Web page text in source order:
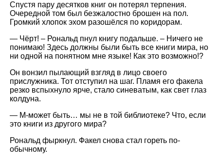
Спустя пару десятков книг он потерял терпения.
Очередной том был безжалостно брошен на пол.
Громкий хлопок эхом разошёлся по коридорам.
— Чёрт! – Рональд пнул книгу подальше. – Ничего не
понимаю! Здесь должны были быть все книги мира, но
ни одной на понятном мне языке! Как это возможно!?
Он вонзил пылающий взгляд в лицо своего
прислужника. Тот отступил на шаг. Пламя его факела
резко вспыхнуло ярче, стало синеватым, как свет глаз
колдуна.
— М-может быть… мы не в той библиотеке? Что, если
это книги из другого мира?
Рональд фыркнул. Факел снова стал гореть по-
обычному.